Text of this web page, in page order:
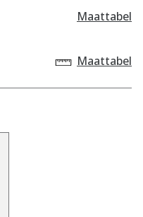
Maattabel
Maattabel